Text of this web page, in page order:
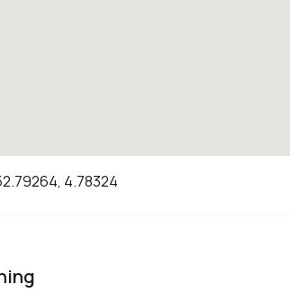
4.78324